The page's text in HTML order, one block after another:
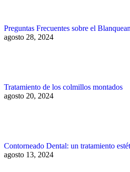
Preguntas Frecuentes sobre el
agosto 28, 2024
Tratamiento de los colmillos montados
agosto 20, 2024
Contorneado Dental: un tratamiento
agosto 13, 2024